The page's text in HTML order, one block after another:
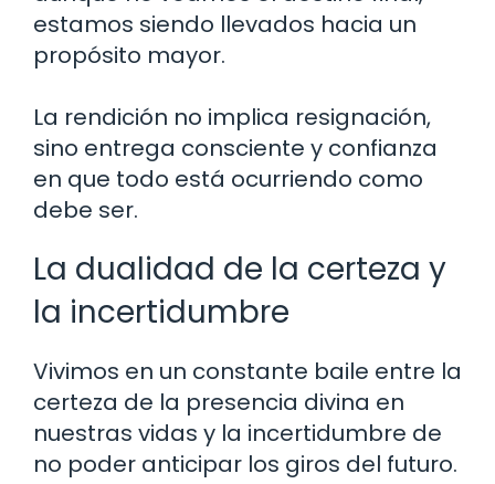
estamos siendo llevados hacia un
propósito mayor.
La rendición no implica resignación,
sino entrega consciente y confianza
en que todo está ocurriendo como
debe ser.
La dualidad de la certeza y
la incertidumbre
Vivimos en un constante baile entre la
certeza de la presencia divina en
nuestras vidas y la incertidumbre de
no poder anticipar los giros del futuro.